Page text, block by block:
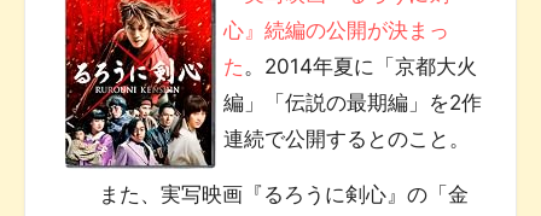
心』続編の公開が決まっ
た 。2014年夏に「京都大火
編」「伝説の最期編」を2作
連続で公開するとのこと。
また、実写映画『るろうに剣心』の「金